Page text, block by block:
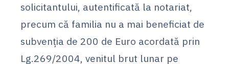
solicitantului, autentificată la notariat,
precum că familia nu a mai beneficiat de
subvenţia de 200 de Euro acordată prin
Lg.269/2004, venitul brut lunar pe